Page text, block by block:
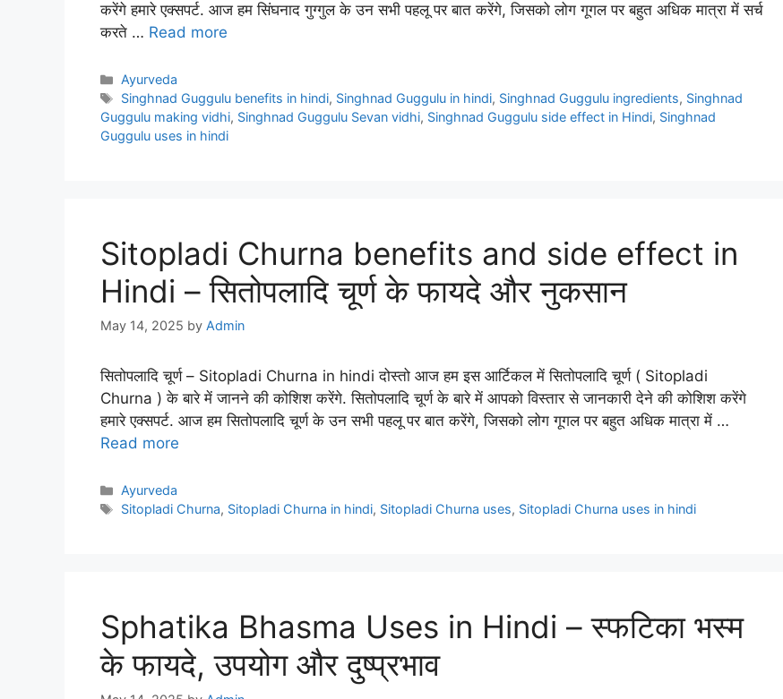
करेंगे हमारे एक्सपर्ट. आज हम सिंघनाद गुग्गुल के उन सभी पहलू पर बात करेंगे, जिसको लोग गूगल पर बहुत अधिक मात्रा में सर्च
करते … Read more
Categories
Ayurveda
Tags
Singhnad Guggulu benefits in hindi, Singhnad Guggulu in hindi, Singhnad Guggulu ingredients, Singhnad
Guggulu making vidhi, Singhnad Guggulu Sevan vidhi, Singhnad Guggulu side effect in Hindi, Singhnad
Guggulu uses in hindi
Sitopladi Churna benefits and side effect in
Hindi – सितोपलादि चूर्ण के फायदे और नुकसान
May 14, 2025 by Admin
सितोपलादि चूर्ण – Sitopladi Churna in hindi दोस्तो आज हम इस आर्टिकल में सितोपलादि चूर्ण ( Sitopladi
Churna ) के बारे में जानने की कोशिश करेंगे. सितोपलादि चूर्ण के बारे में आपको विस्तार से जानकारी देने की कोशिश करेंगे
हमारे एक्सपर्ट. आज हम सितोपलादि चूर्ण के उन सभी पहलू पर बात करेंगे, जिसको लोग गूगल पर बहुत अधिक मात्रा में …
Read more
Categories
Ayurveda
Tags
Sitopladi Churna, Sitopladi Churna in hindi, Sitopladi Churna uses, Sitopladi Churna uses in hindi
Sphatika Bhasma Uses in Hindi – स्फटिका भस्म
के फायदे, उपयोग और दुष्प्रभाव